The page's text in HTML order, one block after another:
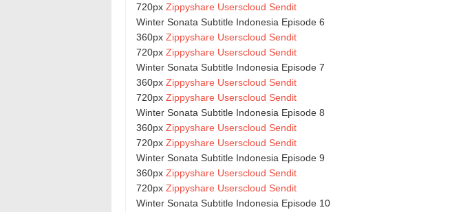
720px Zippyshare Userscloud Sendit
Winter Sonata Subtitle Indonesia Episode 6
360px Zippyshare Userscloud Sendit
720px Zippyshare Userscloud Sendit
Winter Sonata Subtitle Indonesia Episode 7
360px Zippyshare Userscloud Sendit
720px Zippyshare Userscloud Sendit
Winter Sonata Subtitle Indonesia Episode 8
360px Zippyshare Userscloud Sendit
720px Zippyshare Userscloud Sendit
Winter Sonata Subtitle Indonesia Episode 9
360px Zippyshare Userscloud Sendit
720px Zippyshare Userscloud Sendit
Winter Sonata Subtitle Indonesia Episode 10